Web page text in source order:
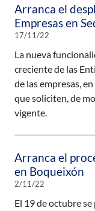
Arranca el
Empresas en
17/11/22
La nueva
creciente de las
de las empresas,
que soliciten, de
vigente.
Arranca el
en Boqueixón
2/11/22
El 19 de octubre